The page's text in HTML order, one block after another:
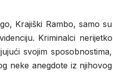
Krajiški Rambo, samo su
Kriminalci nerijetko
svojim sposobnostima,
neke anegdote iz njihovog